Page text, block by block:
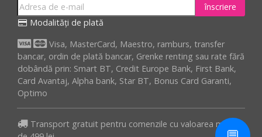
înscriere
Modalități de plată
Visa, MasterCard, Maestro, ramburs, transfer
bancar, ordin de plată bancar, Grenke renting sau rate fără
dobândă prin: Smart BT, Credit Europe Bank, First Bank,
Card Avantaj, Alpha bank, Star BT, Bonus Card Garanti,
Optimo
Transport gratuit pentru comenzile cu valoarea minima